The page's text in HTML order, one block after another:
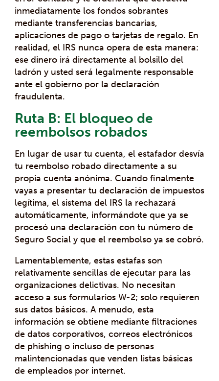
inmediatamente los fondos sobrantes
mediante transferencias bancarias,
aplicaciones de pago o tarjetas de regalo. En
realidad, el IRS nunca opera de esta manera:
ese dinero irá directamente al bolsillo del
ladrón y usted será legalmente responsable
ante el gobierno por la declaración
fraudulenta.
Ruta B: El bloqueo de
reembolsos robados
En lugar de usar tu cuenta, el estafador desvía
tu reembolso robado directamente a su
propia cuenta anónima. Cuando finalmente
vayas a presentar tu declaración de impuestos
legítima, el sistema del IRS la rechazará
automáticamente, informándote que ya se
procesó una declaración con tu número de
Seguro Social y que el reembolso ya se cobró.
Lamentablemente, estas estafas son
relativamente sencillas de ejecutar para las
organizaciones delictivas. No necesitan
acceso a sus formularios W-2; solo requieren
sus datos básicos. A menudo, esta
información se obtiene mediante filtraciones
de datos corporativos, correos electrónicos
de phishing o incluso de personas
malintencionadas que venden listas básicas
de empleados por internet.